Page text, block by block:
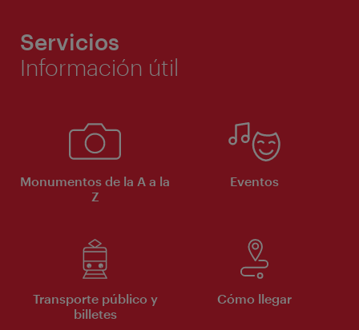
Servicios
Información útil
Monumentos de la A a la
Z
Eventos
Transporte público y
billetes
Cómo llegar